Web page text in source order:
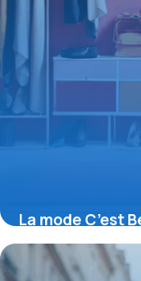
La mode C’est
optimiste et
16 juin 2026